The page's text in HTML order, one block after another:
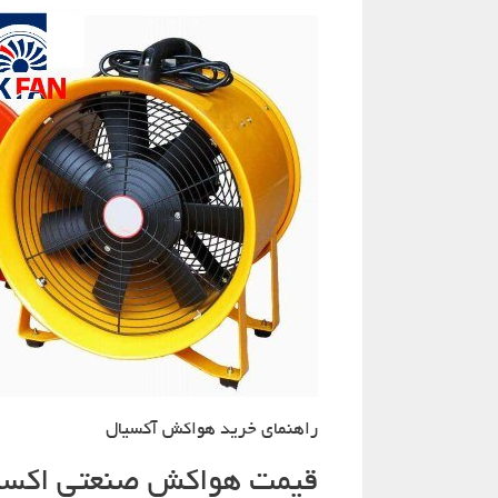
راهنمای خرید هواکش آکسیال
قیمت هواکش صنعتی